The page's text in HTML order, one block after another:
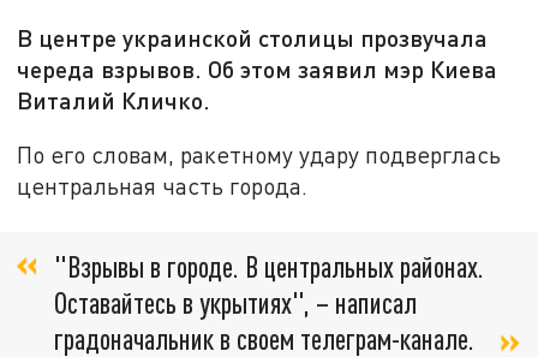
В центре украинской столицы прозвучала
череда взрывов. Об этом заявил мэр Киева
Виталий Кличко.
По его словам, ракетному удару подверглась
центральная часть города.
"Взрывы в городе. В центральных районах.
Оставайтесь в укрытиях", – написал
градоначальник в своем телеграм-канале.